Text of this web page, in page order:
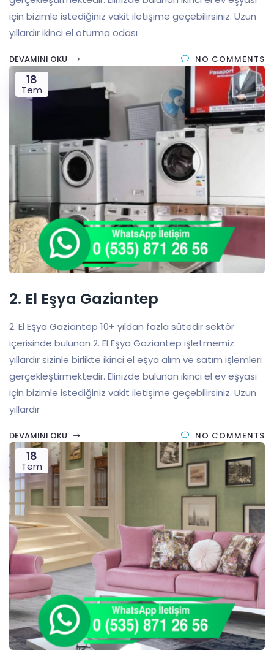
için bizimle istediğiniz vakit iletişime geçebilirsiniz. Uzun
yıllardır ikinci el oturma odası
DEVAMINI OKU NO COMMENTS
18
Tem
2. El Eşya Gaziantep
2. El Eşya Gaziantep 10+ yıldan fazla sütedir sektör
içerisinde bulunan 2. El Eşya Gaziantep işletmemiz
yıllardır sizinle birlikte ikinci el eşya alım ve satım işlemleri
gerçekleştirmektedir. Elinizde bulunan ikinci el ev eşyası
için bizimle istediğiniz vakit iletişime geçebilirsiniz. Uzun
yıllardır
DEVAMINI OKU NO COMMENTS
18
Tem